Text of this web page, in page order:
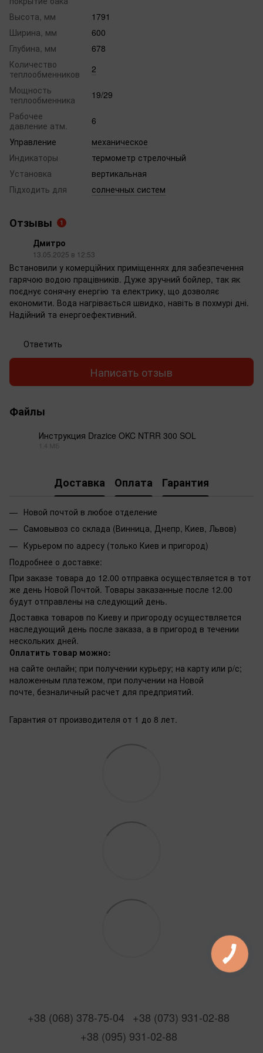
Высота, мм
1791
Ширина, мм
600
Глубина, мм
678
Количество
теплообменников
2
Мощность
теплообменника
19/29
Рабочее
давление атм.
6
Управление
механическое
Индикаторы
термометр стрелочный
Установка
вертикальная
Підходить для
солнечных систем
Отзывы 1
Дмитро
13.05.2025 в 12:53
Встановили у комерційних приміщеннях для забезпечення
гарячою водою працівників. Дуже зручний бойлер, так як
поєднує сонячну енергію та електрику, що дозволяє
економити. Вода нагрівається швидко, навіть в похмурі дні.
Надійний та енергоефективний.
Ответить
Написать отзыв
Файлы
Инструкция Drazice OKC NTRR 300 SOL
1.4 МБ
Доставка Оплата Гарантия
Новой почтой в любое отделение
Самовывоз со склада (Винница, Днепр, Киев, Львов)
Курьером по адресу (только Киев и пригород)
Подробнее о доставке:
При заказе товара до 12.00 отправка осуществляется в тот
же день Новой Почтой. Товары заказанные после 12.00
будут отправлены на следующий день.
Доставка товаров по Киеву и пригороду осуществляется
наследующий день после заказа, а в пригород в течении
нескольких дней.
Оплатить товар можно:
на сайте онлайн; при получении курьеру; на карту или р/с;
наложенным платежом, при получении на Новой
почте, безналичный расчет для предприятий.
Гарантия от производителя от 1 до 8 лет.
+38 (068) 378-75-04
+38 (073) 931-02-88
+38 (095) 931-02-88